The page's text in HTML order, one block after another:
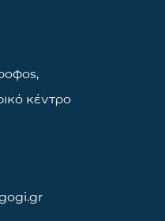
κέντρο